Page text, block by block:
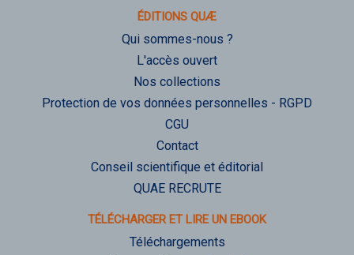
ÉDITIONS QUÆ
Qui sommes-nous ?
L'accès ouvert
Nos collections
Protection de vos données personnelles - RGPD
CGU
Contact
Conseil scientifique et éditorial
QUAE RECRUTE
TÉLÉCHARGER ET LIRE UN EBOOK
Téléchargements